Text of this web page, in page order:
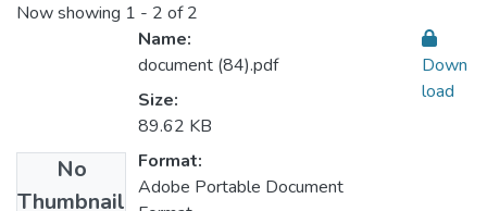
Now showing 1 - 2 of 2
No
Thumbnail
Name:
document (84).pdf
Size:
89.62 KB
Format:
Adobe Portable Document
Down
load